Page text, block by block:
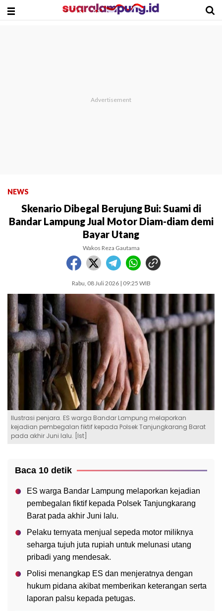
NEWS
Skenario Dibegal Berujung Bui: Suami di
Bandar Lampung Jual Motor Diam-diam demi
Bayar Utang
Wakos Reza Gautama
Rabu, 08 Juli 2026 | 09:25 WIB
Ilustrasi penjara. ES warga Bandar Lampung melaporkan
kejadian pembegalan fiktif kepada Polsek Tanjungkarang Barat
pada akhir Juni lalu. [Ist]
Baca 10 detik
ES warga Bandar Lampung melaporkan kejadian
pembegalan fiktif kepada Polsek Tanjungkarang
Barat pada akhir Juni lalu.
Pelaku ternyata menjual sepeda motor miliknya
seharga tujuh juta rupiah untuk melunasi utang
pribadi yang mendesak.
Polisi menangkap ES dan menjeratnya dengan
hukum pidana akibat memberikan keterangan serta
laporan palsu kepada petugas.